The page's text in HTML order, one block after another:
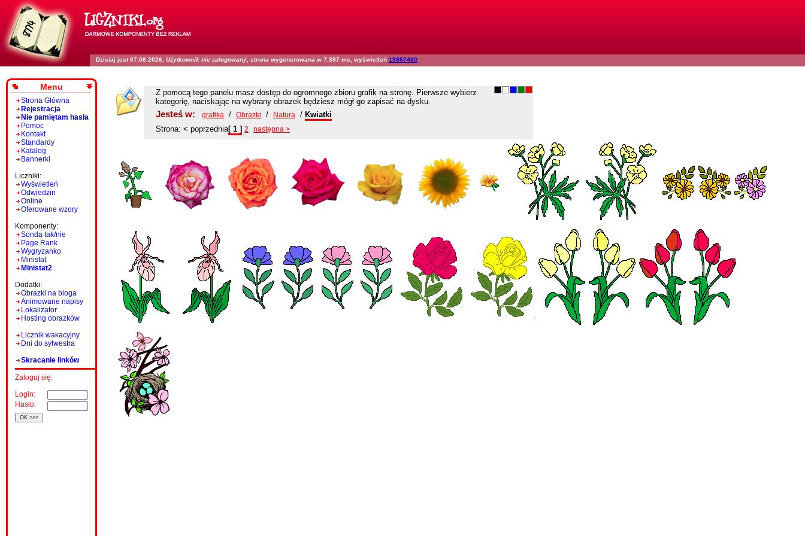
Dzisiaj jest 07.08.2026, Użytkownik nie zalogowany , strona wygenerowana w 7.397 ms, wyświetleń 19987460
Menu
Strona Główna
Rejestracja
Nie pamiętam hasła
Pomoc
Kontakt
Standardy
Katalog
Bannerki
Liczniki:
Wyświetleń
Odwiedzin
Online
Oferowane wzory
Komponenty:
Sonda tak/nie
Page Rank
Wygryzanko
Ministat
Ministat2
Dodatki:
Obrazki na bloga
Animowane napisy
Lokalizator
Hosting obrazków
Licznik wakacyjny
Dni do sylwestra
Skracanie linków
Zaloguj się:
Login:
Hasło:
Z pomocą tego panelu masz dostęp do ogromnego zbioru grafik na stronę. Pierwsze wybierz
kategorię, naciskając na wybrany obrazek będziesz mógł go zapisać na dysku.
Jesteś w: grafika / Obrazki / Natura / Kwiatki
Strona: < poprzednia[ 1 ] 2 następna >